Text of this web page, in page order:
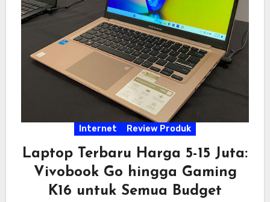
Internet Review Produk
Laptop Terbaru Harga 5-15 Juta:
Vivobook Go hingga Gaming
K16 untuk Semua Budget